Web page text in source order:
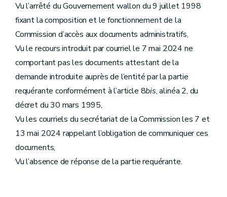
Vu l’arrêté du Gouvernement wallon du 9 juillet 1998
fixant la composition et le fonctionnement de la
Commission d’accès aux documents administratifs,
Vu le recours introduit par courriel le 7 mai 2024 ne
comportant pas les documents attestant de la
demande introduite auprès de l’entité par la partie
requérante conformément à l’article 8bis, alinéa 2, du
décret du 30 mars 1995,
Vu les courriels du secrétariat de la Commission les 7 et
13 mai 2024 rappelant l’obligation de communiquer ces
documents,
Vu l’absence de réponse de la partie requérante.